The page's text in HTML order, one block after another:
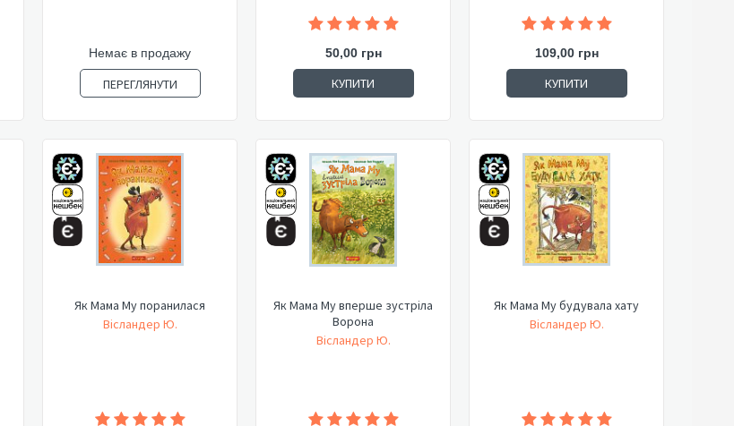
Немає в продажу
ПЕРЕГЛЯНУТИ
50,00 грн
КУПИТИ
109,00 грн
КУПИТИ
Як Мама Му поранилася
Вісландер Ю.
Як Мама Му вперше зустріла
Ворона
Вісландер Ю.
Як Мама Му будувала хату
Вісландер Ю.